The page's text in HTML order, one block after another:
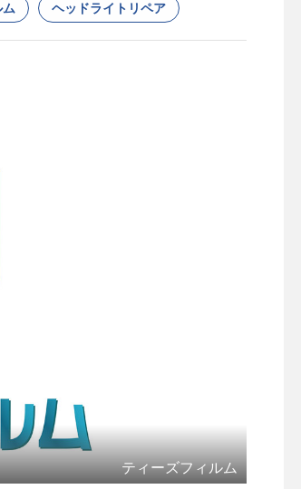
ヘッドライトリペア
ティーズフィルム